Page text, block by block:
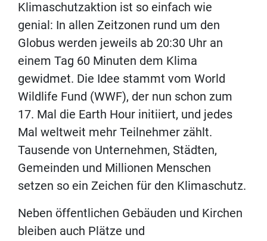
Klimaschutzaktion ist so einfach wie
genial: In allen Zeitzonen rund um den
Globus werden jeweils ab 20:30 Uhr an
einem Tag 60 Minuten dem Klima
gewidmet. Die Idee stammt vom World
Wildlife Fund (WWF), der nun schon zum
17. Mal die Earth Hour initiiert, und jedes
Mal weltweit mehr Teilnehmer zählt.
Tausende von Unternehmen, Städten,
Gemeinden und Millionen Menschen
setzen so ein Zeichen für den Klimaschutz.
Neben öffentlichen Gebäuden und Kirchen
bleiben auch Plätze und